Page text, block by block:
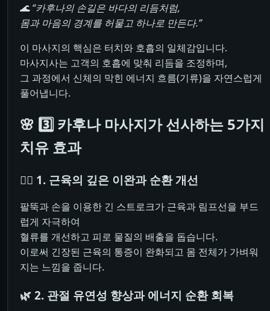
🌊 “카후나의 손길은 바다의 리듬처럼,
몸과 마음의 경계를 허물고 하나로 만든다.”
이 마사지의 핵심은 터치와 호흡의 일체감입니다.
마사지사는 고객의 호흡에 맞춰 리듬을 조정하며,
그 과정에서 신체의 막힌 에너지 흐름(기류)을 자연스럽게
풀어냅니다.
🌸 3️⃣ 카후나 마사지가 선사하는 5가지
치유 효과
💆‍♀️ 1. 근육의 깊은 이완과 순환 개선
팔뚝과 손을 이용한 긴 스트로크가 근육과 림프선을 부드
럽게 자극하여
혈류를 개선하고 피로 물질의 배출을 돕습니다.
이로써 긴장된 근육의 통증이 완화되고 몸 전체가 가벼워
지는 느낌을 줍니다.
🌿 2. 관절 유연성 향상과 에너지 순환 회복